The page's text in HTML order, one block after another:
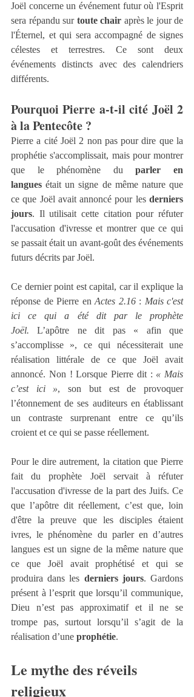
Joël concerne un événement futur où l'Esprit
sera répandu sur toute chair après le jour de
l'Éternel, et qui sera accompagné de signes
célestes et terrestres. Ce sont deux
événements distincts avec des calendriers
différents.
Pourquoi Pierre a‑t‑il cité Joël 2
à la Pentecôte ?
Pierre a cité Joël 2 non pas pour dire que la
prophétie s'accomplissait, mais pour montrer
que le phénomène du parler en
langues était un signe de même nature que
ce que Joël avait annoncé pour les derniers
jours. Il utilisait cette citation pour réfuter
l'accusation d'ivresse et montrer que ce qui
se passait était un avant-goût des événements
futurs décrits par Joël.
Ce dernier point est capital, car il explique la
réponse de Pierre en Actes 2.16 : Mais c'est
ici ce qui a été dit par le prophète
Joël. L’apôtre ne dit pas « afin que
s’accomplisse », ce qui nécessiterait une
réalisation littérale de ce que Joël avait
annoncé. Non ! Lorsque Pierre dit : « Mais
c’est ici », son but est de provoquer
l’étonnement de ses auditeurs en établissant
un contraste surprenant entre ce qu’ils
croient et ce qui se passe réellement.
Pour le dire autrement, la citation que Pierre
fait du prophète Joël servait à réfuter
l'accusation d'ivresse de la part des Juifs. Ce
que l’apôtre dit réellement, c’est que, loin
d'être la preuve que les disciples étaient
ivres, le phénomène du parler en d’autres
langues est un signe de la même nature que
ce que Joël avait prophétisé et qui se
produira dans les derniers jours. Gardons
présent à l’esprit que lorsqu’il communique,
Dieu n’est pas approximatif et il ne se
trompe pas, surtout lorsqu’il s’agit de la
réalisation d’une prophétie.
Le mythe des réveils
religieux